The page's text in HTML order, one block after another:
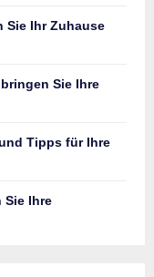
Sie Ihr Zuhause
Sie Ihre
Tipps für Ihre
Sie Ihre